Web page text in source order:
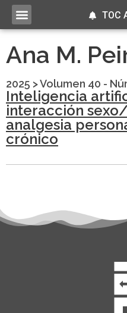
TOC
Ana M.
2025 >Volumen 40 -
Inteligencia
interacción
analgesia
crónico